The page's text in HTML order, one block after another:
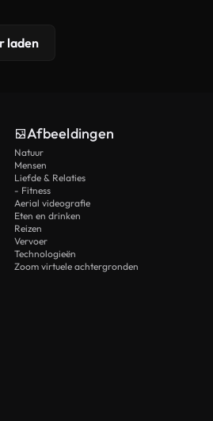
laden
Afbeeldingen
Natuur
Mensen
Liefde & Relaties
- Fitness
Aerial videografie
Eten en drinken
Reizen
Vervoer
Technologieën
Zoom virtuele achtergronden